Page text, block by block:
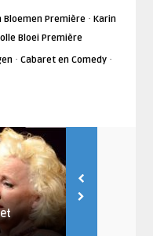
Bloemen Première· Karin
Bloei Première
· Cabaret en Comedy·